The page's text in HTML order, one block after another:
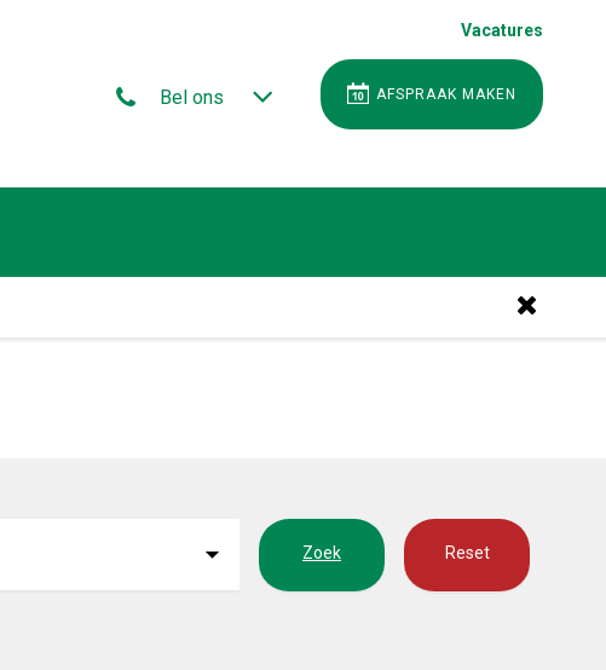
Vacatures
Bel ons AFSPRAAK MAKEN
Zoek Reset